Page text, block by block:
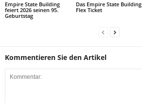
Empire State Building
feiert 2026 seinen 95.
Geburtstag
Das Empire State Building
Flex Ticket
Kommentieren Sie den Artikel